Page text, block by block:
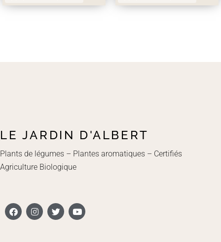
LE JARDIN D'ALBERT
Plants de légumes – Plantes aromatiques – Certifiés
Agriculture Biologique